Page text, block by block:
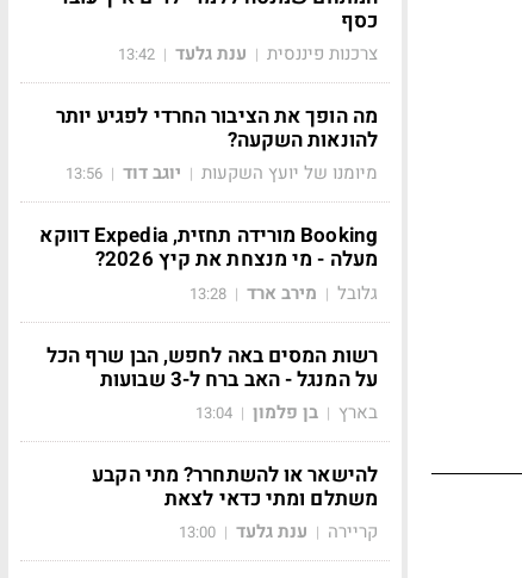
כסף
צרכנות פיננסית | ענת גלעד |
13:42
מה הופך את הציבור החרדי לפגיע יותר
להונאות השקעה?
מיומנו של יועץ השקעות | יוגב דוד |
13:56
Booking מורידה תחזית, Expedia דווקא
מעלה - מי מנצחת את קיץ 2026?
גלובל | מירב ארד |
13:28
רשות המסים באה לחפש, הבן שרף הכל
על המנגל - האב ברח ל-3 שבועות
בארץ | בן פלמון |
13:04
להישאר או להשתחרר? מתי הקבע
משתלם ומתי כדאי לצאת
קריירה | ענת גלעד |
13:00